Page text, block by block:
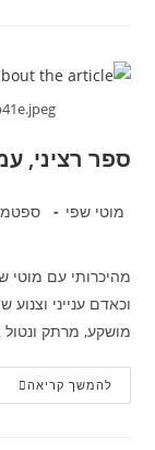
ספר רציני,
מוטי שפי ספטמבר
מהיכרותי עם מוטי
וכאדם ענייני
מושקע, מרתק
להמשך קריאה